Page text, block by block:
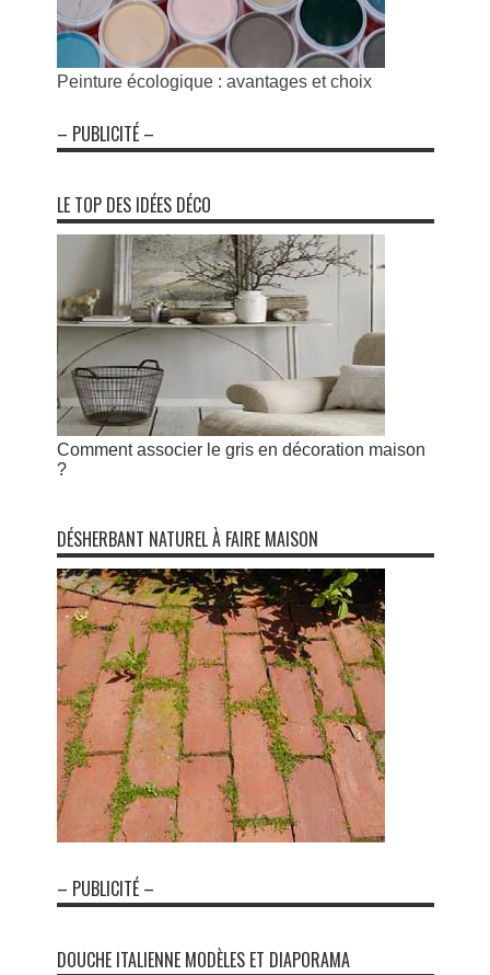
Peinture écologique : avantages et choix
– PUBLICITÉ –
LE TOP DES IDÉES DÉCO
Comment associer le gris en décoration maison
?
DÉSHERBANT NATUREL À FAIRE MAISON
– PUBLICITÉ –
DOUCHE ITALIENNE MODÈLES ET DIAPORAMA